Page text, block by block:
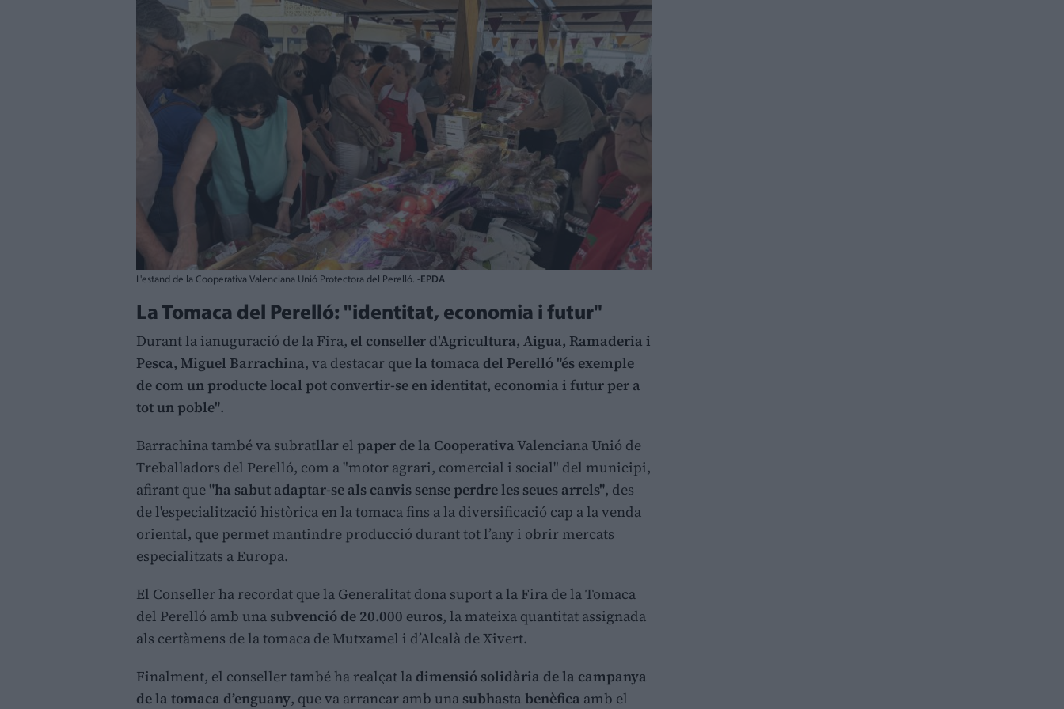
L'estand de la Cooperativa Valenciana Unió Protectora del Perelló. -EPDA
La Tomaca del Perelló: "identitat, economia i futur"
Durant la ianuguració de la Fira, el conseller d'Agricultura, Aigua, Ramaderia i
Pesca, Miguel Barrachina, va destacar quela tomaca del Perelló "és exemple
de com un producte local pot convertir-se en identitat, economia i futur per a
tot un poble".
Barrachina també va subratllar el paper de la CooperativaValenciana Unió de
Treballadors del Perelló, com a "motor agrari, comercial i social" del municipi,
afirant que "ha sabut adaptar-se als canvis sense perdre les seues arrels", des
de l'especialització històrica en la tomaca fins a la diversificació cap a la venda
oriental, que permet mantindre producció durant tot l’any i obrir mercats
especialitzats a Europa.
El Conseller ha recordat que la Generalitat dona suport a la Fira de la Tomaca
del Perelló amb una subvenció de 20.000 euros, la mateixa quantitat assignada
als certàmens de la tomaca de Mutxamel i d’Alcalà de Xivert.
Finalment, el conseller també ha realçat la dimensió solidària de la campanya
de la tomaca d’enguany, que va arrancar amb una subhasta benèfica amb el